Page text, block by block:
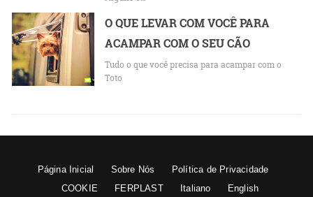
O QUE LEVAR COM VOCÊ PARA
ACAMPAR COM O SEU CÃO
Tudo o que você precisa para acampar com o
Toto
Página Inicial Sobre Nós
Política de Privacidade
COOKIE
FERPLAST Italiano English